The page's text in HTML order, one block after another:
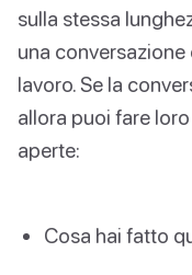
sulla stessa
una
lavoro. Se la
allora puoi fare
aperte:
Cosa hai fatto